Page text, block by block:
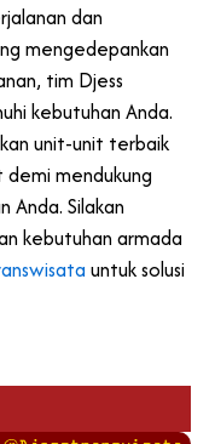
dan
mengedepankan
tim Djess
kebutuhan Anda.
unit-unit terbaik
mendukung
Anda. Silakan
kebutuhan armada
untuk solusi